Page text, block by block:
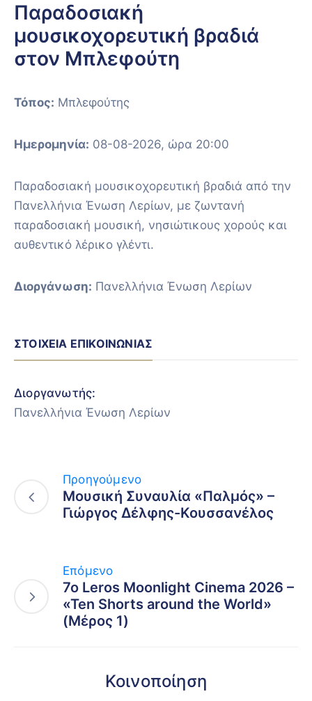
Παραδοσιακή
μουσικοχορευτική βραδιά
στον Μπλεφούτη
Τόπος: Μπλεφούτης
Ημερομηνία: 08-08-2026, ώρα 20:00
Παραδοσιακή μουσικοχορευτική βραδιά από την
Πανελλήνια Ένωση Λερίων, με ζωντανή
παραδοσιακή μουσική, νησιώτικους χορούς και
αυθεντικό λέρικο γλέντι.
Διοργάνωση: Πανελλήνια Ένωση Λερίων
ΣΤΟΙΧΕΊΑ ΕΠΙΚΟΙΝΩΝΊΑΣ
Διοργανωτής:
Πανελλήνια Ένωση Λερίων
Προηγούμενο
Μουσική Συναυλία «Παλμός» –
Γιώργος Δέλφης-Κουσσανέλος
Επόμενο
7ο Leros Moonlight Cinema 2026 –
«Ten Shorts around the World»
(Μέρος 1)
Κοινοποίηση